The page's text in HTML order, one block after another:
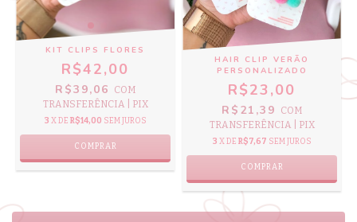
KIT CLIPS FLORES
R$42,00
R$39,06
COM
TRANSFERÊNCIA | PIX
3 X DE R$14,00 SEM JUROS
COMPRAR
HAIR CLIP VERÃO
PERSONALIZADO
R$23,00
R$21,39
COM
TRANSFERÊNCIA | PIX
3 X DE R$7,67 SEM JUROS
COMPRAR